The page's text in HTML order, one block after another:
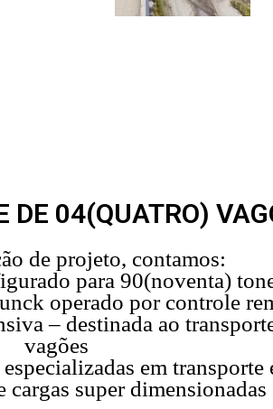
DE 04(QUATRO)
de projeto, contamos:
para 90(noventa)
operado por controle
– destinada ao
vagões
em transporte
cargas super dimensionadas